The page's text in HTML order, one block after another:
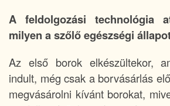
A feldolgozási technológia
milyen a szőlő egészségi
Az első borok elkészültekor,
indult, még csak a borvásárlás
megvásárolni kívánt borokat,